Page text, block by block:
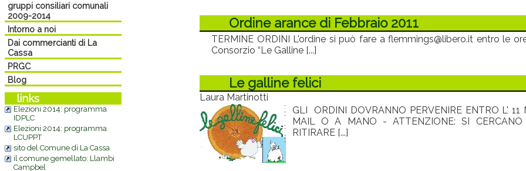
gruppi consiliari comunali
2009-2014
Intorno a noi
Dai commercianti di La
Cassa
PRGC
Blog
links
Elezioni 2014: programma
IDPLC
Elezioni 2014: programma
LCUPPT
sito del Comune di La Cassa
il comune gemellato: Llambi
Campbel
Ordine arance di Febbraio 2011
TERMINE ORDINI L'ordine si può fare a flemmings@libero.it entro le
Consorzio “Le Galline [...]
Le galline felici
Laura Martinotti
GLI ORDINI DOVRANNO PERVENIRE ENTRO L' 11
MAIL O A MANO - ATTENZIONE: SI CERCANO
RITIRARE [...]